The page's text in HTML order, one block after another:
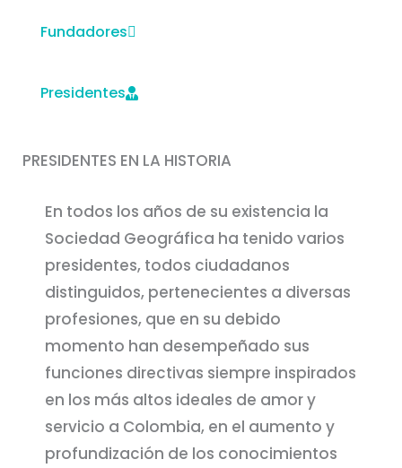
Fundadores
Presidentes
PRESIDENTES EN LA HISTORIA
En todos los años de su existencia la
Sociedad Geográfica ha tenido varios
presidentes, todos ciudadanos
distinguidos, pertenecientes a diversas
profesiones, que en su debido
momento han desempeñado sus
funciones directivas siempre inspirados
en los más altos ideales de amor y
servicio a Colombia, en el aumento y
profundización de los conocimientos